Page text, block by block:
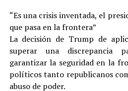
“Es una crisis inventada, el
que pasa en la frontera”
La decisión de Trump de
superar una discrepancia
garantizar la seguridad en la
políticos tanto republicanos
abuso de poder.